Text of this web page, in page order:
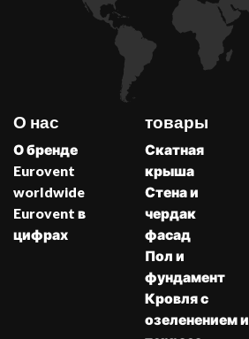
О нас
О бренде
Eurovent
worldwide
Eurovent в
цифрах
товары
Скатная
крыша
Стена и
чердак
фасад
Пол и
фундамент
Кровля с
озеленением и